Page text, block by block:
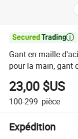

Gant en maille
pour la main, gant
viande, gant de
23,00 $US
100-299 pièce
Expédition